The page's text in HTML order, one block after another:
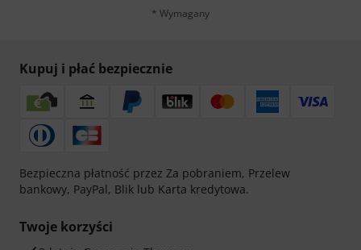
* Wymagany
Kupuj i płać bezpiecznie
Bezpieczna płatność przez Za pobraniem, Przelew
bankowy, PayPal, Blik lub Karta kredytowa.
Twoje korzyści